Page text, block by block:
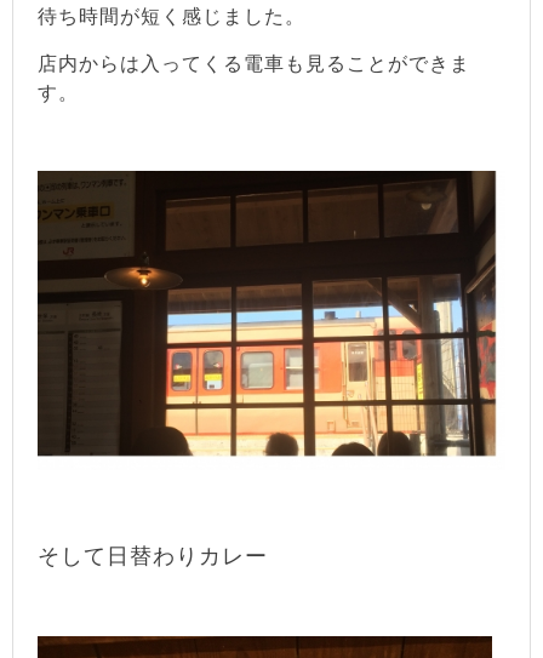
待ち時間が短く感じました。
店内からは入ってくる電車も見ることができま
す。
そして日替わりカレー